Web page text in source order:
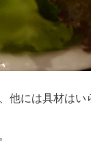
他には具材はい